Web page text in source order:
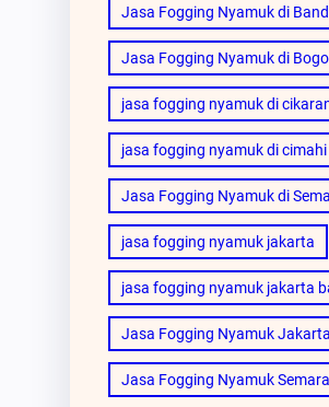
Jasa Fogging Nyamuk di
Jasa Fogging Nyamuk di
jasa fogging nyamuk di
jasa fogging nyamuk di cimahi
Jasa Fogging Nyamuk di
jasa fogging nyamuk jakarta
jasa fogging nyamuk jakarta
Jasa Fogging Nyamuk
Jasa Fogging Nyamuk